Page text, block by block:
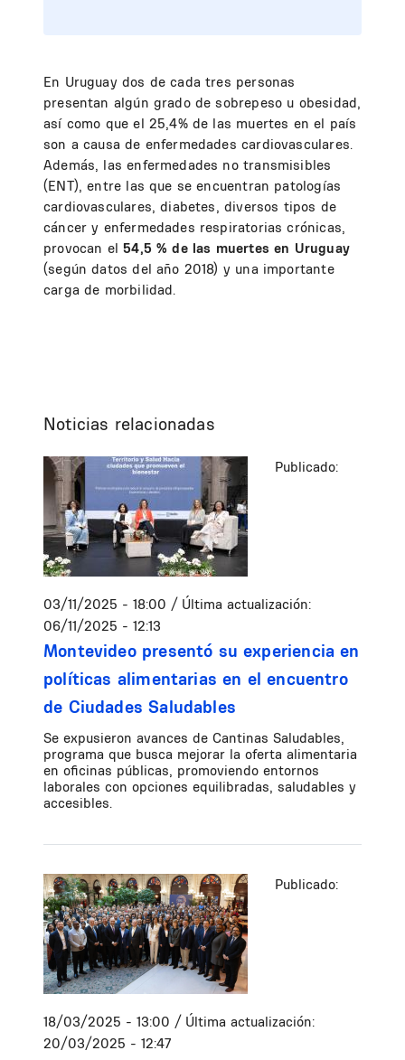
En Uruguay dos de cada tres personas
presentan algún grado de sobrepeso u obesidad,
así como que el 25,4% de las muertes en el país
son a causa de enfermedades cardiovasculares.
Además, las enfermedades no transmisibles
(ENT), entre las que se encuentran patologías
cardiovasculares, diabetes, diversos tipos de
cáncer y enfermedades respiratorias crónicas,
provocan el54,5 % de las muertes en Uruguay
(según datos del año 2018) y una importante
carga de morbilidad.
Noticias relacionadas
Publicado:
03/11/2025 - 18:00 / Última actualización:
06/11/2025 - 12:13
Montevideo presentó su experiencia en
políticas alimentarias en el encuentro
de Ciudades Saludables
Se expusieron avances de Cantinas Saludables,
programa que busca mejorar la oferta alimentaria
en oficinas públicas, promoviendo entornos
laborales con opciones equilibradas, saludables y
accesibles.
Publicado:
18/03/2025 - 13:00 / Última actualización:
20/03/2025 - 12:47